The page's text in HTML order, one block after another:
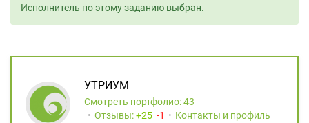
Исполнитель по этому заданию выбран.
УТРИУМ
Смотреть портфолио: 43
Отзывы:
25 1
Контакты и профиль